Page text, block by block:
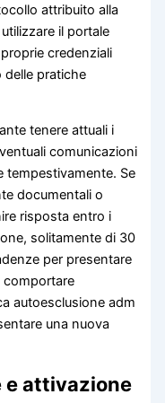
attribuito alla
il portale
credenziali
delle pratiche
tenere attuali i
comunicazioni
tempestivamente. Se
documentali o
risposta entro i
solitamente di 30
per presentare
comportare
autoesclusione adm
una nuova
e attivazione